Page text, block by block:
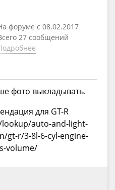
форуме с 08.02.2017
27 сообщений
фото выкладывать.
для GT-R
auto-and-light-
gt-r/3-8l-6-cyl-engine-
volume/